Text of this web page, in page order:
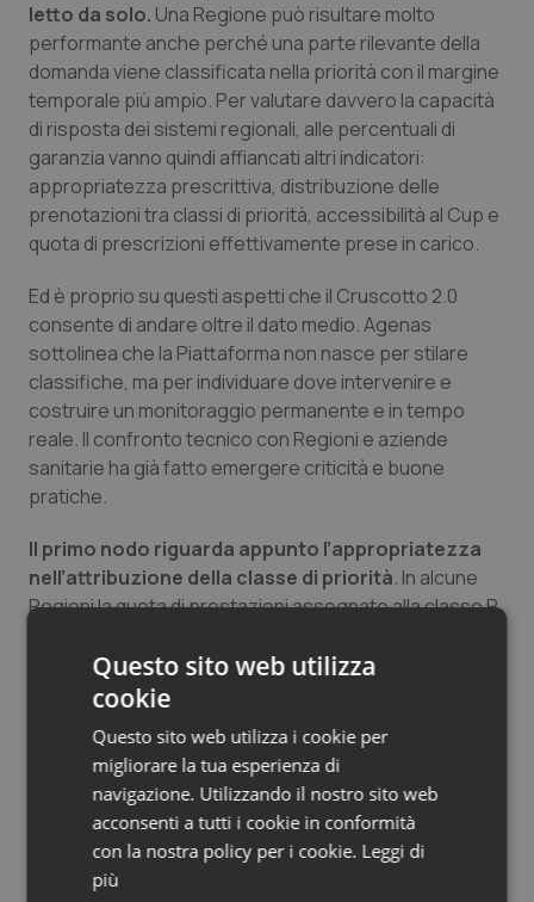
letto da solo. Una Regione può risultare molto
performante anche perché una parte rilevante della
domanda viene classificata nella priorità con il margine
temporale più ampio. Per valutare davvero la capacità
di risposta dei sistemi regionali, alle percentuali di
garanzia vanno quindi affiancati altri indicatori:
appropriatezza prescrittiva, distribuzione delle
prenotazioni tra classi di priorità, accessibilità al Cup e
quota di prescrizioni effettivamente prese in carico.
Ed è proprio su questi aspetti che il Cruscotto 2.0
consente di andare oltre il dato medio. Agenas
sottolinea che la Piattaforma non nasce per stilare
classifiche, ma per individuare dove intervenire e
costruire un monitoraggio permanente e in tempo
reale. Il confronto tecnico con Regioni e aziende
sanitarie ha già fatto emergere criticità e buone
pratiche.
Il primo nodo riguarda appunto l’appropriatezza
nell’attribuzione della classe di priorità. In alcune
Regioni la quota di prestazioni assegnate alla classe P
della domanda. Su questo punto il confronto con le
Regioni dovrà chiarire se si tratta di differenze
codifica o reali differenze epidemiologiche e
assistenziali.
Il secondo elemento riguarda la distanza tra
appuntamento proposto e appuntamento
accettato.
Questo sito web utilizza
cookie
Questo sito web utilizza i cookie per
migliorare la tua esperienza di
navigazione. Utilizzando il nostro sito web
acconsenti a tutti i cookie in conformità
con la nostra policy per i cookie. Leggi di
più